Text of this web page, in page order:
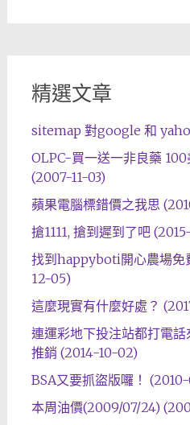
精選文章
sitemap 對google 和
OLPC-買一送一非良藥 100
(2007-11-03)
蘋果電腦標錯價之我思
搶1111, 搶到遲到了吧
找到happyboti開心農場免
12-05)
這麼現實有什麼好處？
連運彩地下投注站都打電
推銷 (2014-10-02)
BSA又要抓盜版囉！
本周油價(2009/07/24)